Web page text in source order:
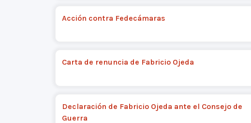
Acción contra Fedecámaras
Carta de renuncia de Fabricio Ojeda
Declaración de Fabricio Ojeda ante el Consejo de
Guerra